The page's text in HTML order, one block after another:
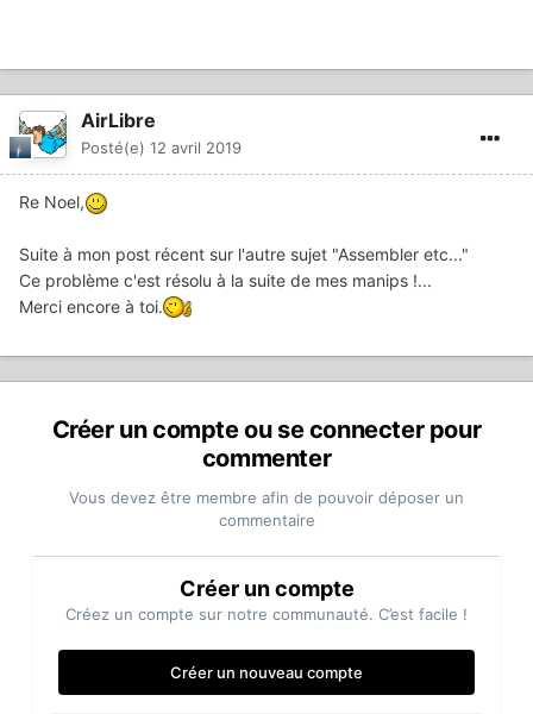
AirLibre
Posté(e) 12 avril 2019
Re Noel,
Suite à mon post récent sur l'autre sujet "Assembler etc..."
Ce problème c'est résolu à la suite de mes manips !...
Merci encore à toi.
Créer un compte ou se connecter pour
commenter
Vous devez être membre afin de pouvoir déposer un
commentaire
Créer un compte
Créez un compte sur notre communauté. C’est facile !
Créer un nouveau compte